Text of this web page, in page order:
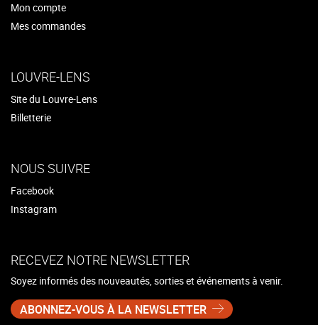
Mon compte
Mes commandes
LOUVRE-LENS
Site du Louvre-Lens
Billetterie
NOUS SUIVRE
Facebook
Instagram
RECEVEZ NOTRE NEWSLETTER
Soyez informés des nouveautés, sorties et événements à venir.
ABONNEZ-VOUS À LA NEWSLETTER